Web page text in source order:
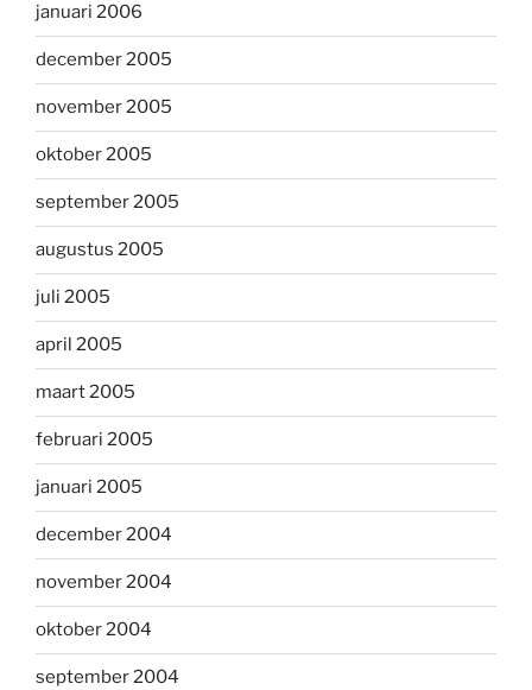
januari 2006
december 2005
november 2005
oktober 2005
september 2005
augustus 2005
juli 2005
april 2005
maart 2005
februari 2005
januari 2005
december 2004
november 2004
oktober 2004
september 2004